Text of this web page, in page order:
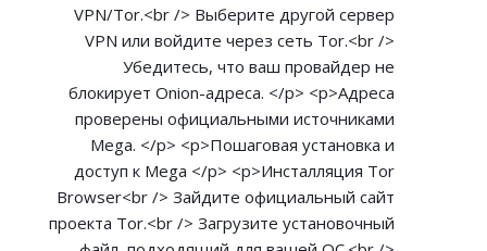
VPN/Tor.<br /> Выберите другой сервер
VPN или войдите через сеть Tor.<br />
Убедитесь, что ваш провайдер не
блокирует Onion-адреса. </p> <p>Адреса
проверены официальными источниками
Mega. </p> <p>Пошаговая установка и
доступ к Mega </p> <p>Инсталляция Tor
Browser<br /> Зайдите официальный сайт
проекта Tor.<br /> Загрузите установочный